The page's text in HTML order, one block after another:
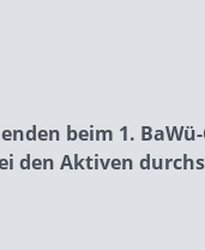
beim 1.
den Aktiven